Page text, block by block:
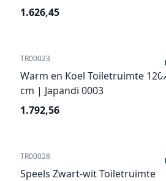
1.626,45
TR00023
Warm en Koel Toiletruimte
cm | Japandi 0003
1.792,56
TR00028
Speels Zwart-wit Toiletruimte